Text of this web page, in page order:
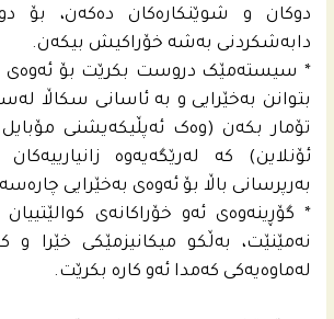
دوكان و شوێنكاره‌كان ده‌كه‌ن، بۆ
دابه‌شكردنى به‌شه‌ خۆراكیش بیكه‌ن.
* سیستەمێک دروست بکرێت بۆ ئەوەی
بتوانن بەخێرایی و بە ئاسانی سکاڵا
تۆمار بکەن (وەک ئەپڵیکەیشنی مۆبایل
ئۆنلاین) كه‌ له‌رێگه‌یه‌وه‌
بەرپرسانی باڵا بۆ ئەوەی به‌خێرایی
* گۆڕینەوەی ئەو خۆراکانەی
نه‌مێنێت، به‌ڵكو میکانیزمێکی خێرا و
له‌ماوه‌یه‌كى كه‌مدا ئه‌و كاره‌ بكرێت.